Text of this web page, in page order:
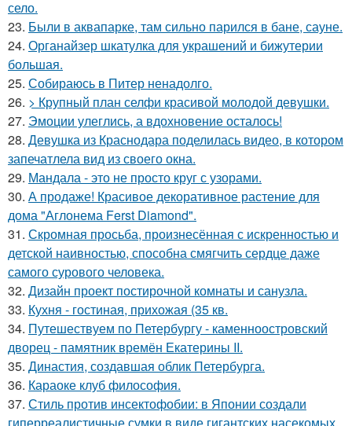
село.
23. Были в аквапарке, там сильно парился в бане, сауне.
24. Органайзер шкатулка для украшений и бижутерии
большая.
25. Собираюсь в Питер ненадолго.
26. > Крупный план селфи красивой молодой девушки.
27. Эмоции улеглись, а вдохновение осталось!
28. Девушка из Краснодара поделилась видео, в котором
запечатлела вид из своего окна.
29. Мандала - это не просто круг с узорами.
30. А продаже! Красивое декоративное растение для
дома "Аглонема Ferst Diamond".
31. Скромная просьба, произнесённая с искренностью и
детской наивностью, способна смягчить сердце даже
самого сурового человека.
32. Дизайн проект постирочной комнаты и санузла.
33. Кухня - гостиная, прихожая (35 кв.
34. Путешествуем по Петербургу - каменноостровский
дворец - памятник времён Екатерины II.
35. Династия, создавшая облик Петербурга.
36. Караоке клуб философия.
37. Стиль против инсектофобии: в Японии создали
гиперреалистичные сумки в виде гигантских насекомых.